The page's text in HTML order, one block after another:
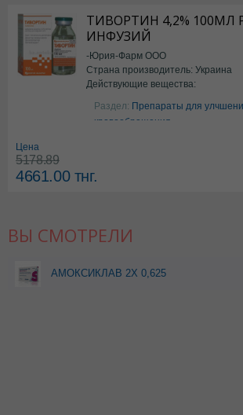
ТИВОРТИН 4,2% 100МЛ
ИНФУЗИЙ
-Юрия-Фарм ООО
Страна производитель: Украина
Действующие вещества:
Аргинин
Раздел: Препараты для
кровообращения
Цена
5178.89
4661.00тнг.
ВЫ СМОТРЕЛИ
АМОКСИКЛАВ 2Х 0,625